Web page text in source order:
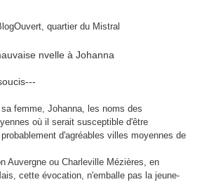
quartier du Mistral
femme, Johanna, les noms des
où il serait susceptible d'être
d'agréables villes moyennes de
Auvergne ou Charleville Mézières, en
cette évocation, n'emballe pas la jeune-